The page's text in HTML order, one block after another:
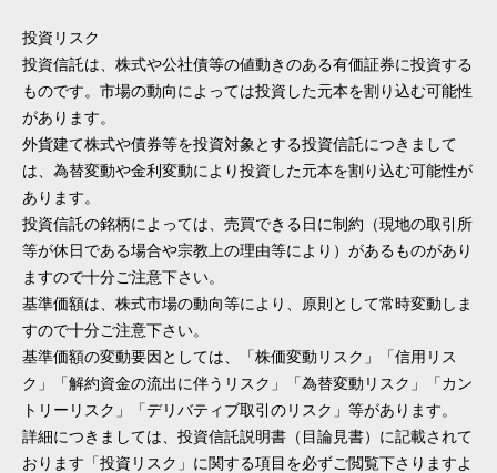
投資リスク
投資信託は、株式や公社債等の値動きのある有価証券に投資する
ものです。市場の動向によっては投資した元本を割り込む可能性
があります。
外貨建て株式や債券等を投資対象とする投資信託につきまして
は、為替変動や金利変動により投資した元本を割り込む可能性が
あります。
投資信託の銘柄によっては、売買できる日に制約（現地の取引所
等が休日である場合や宗教上の理由等により）があるものがあり
ますので十分ご注意下さい。
基準価額は、株式市場の動向等により、原則として常時変動しま
すので十分ご注意下さい。
基準価額の変動要因としては、「株価変動リスク」「信用リス
ク」「解約資金の流出に伴うリスク」「為替変動リスク」「カン
トリーリスク」「デリバティブ取引のリスク」等があります。
詳細につきましては、投資信託説明書（目論見書）に記載されて
おります「投資リスク」に関する項目を必ずご閲覧下さりますよ